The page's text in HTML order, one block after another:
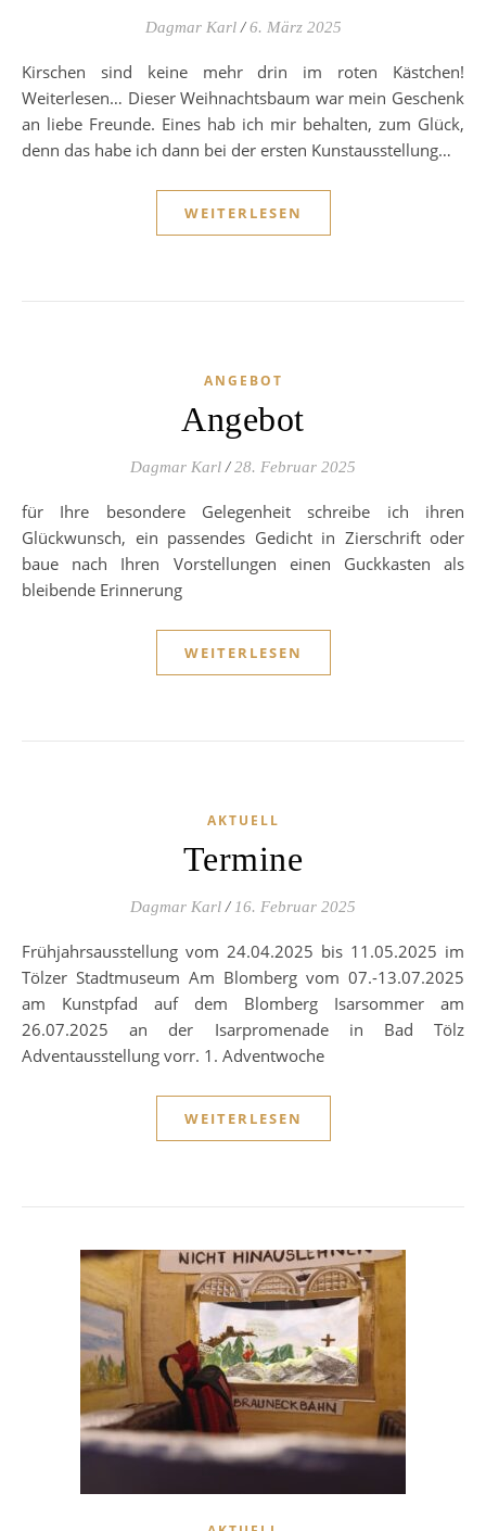
Dagmar Karl / 6. März 2025
Kirschen sind keine mehr drin im roten Kästchen!
Weiterlesen… Dieser Weihnachtsbaum war mein Geschenk
an liebe Freunde. Eines hab ich mir behalten, zum Glück,
denn das habe ich dann bei der ersten Kunstausstellung…
WEITERLESEN
ANGEBOT
Angebot
Dagmar Karl / 28. Februar 2025
für Ihre besondere Gelegenheit schreibe ich ihren
Glückwunsch, ein passendes Gedicht in Zierschrift oder
baue nach Ihren Vorstellungen einen Guckkasten als
bleibende Erinnerung
WEITERLESEN
AKTUELL
Termine
Dagmar Karl / 16. Februar 2025
Frühjahrsausstellung vom 24.04.2025 bis 11.05.2025 im
Tölzer Stadtmuseum Am Blomberg vom 07.-13.07.2025
am Kunstpfad auf dem Blomberg Isarsommer am
26.07.2025 an der Isarpromenade in Bad Tölz
Adventausstellung vorr. 1. Adventwoche
WEITERLESEN